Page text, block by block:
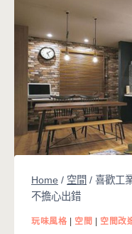
Home / 空間 / 喜歡工
不擔心出錯
玩味風格 空間 空間改